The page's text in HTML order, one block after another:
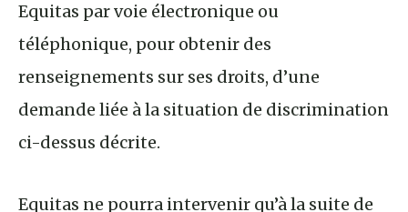
Equitas par voie électronique ou
téléphonique, pour obtenir des
renseignements sur ses droits, d’une
demande liée à la situation de discrimination
ci-dessus décrite.
Equitas ne pourra intervenir qu’à la suite de